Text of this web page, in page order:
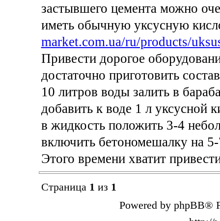
застывшего цемента можно
иметь обычную уксусную
market.com.ua/ru/products/
Привести дорогое
достаточно приготовить
10 литров воды залить в
добавить к воде 1 л уксусной
в жидкость положить 3-4
включить бетономешалку на
Этого времени хватит
Страница 1 из 1
Powered by phpBB®